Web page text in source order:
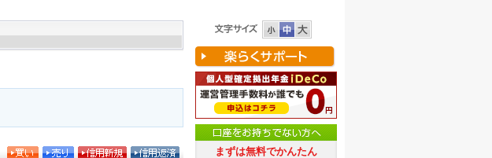
まずは無料でかんたん